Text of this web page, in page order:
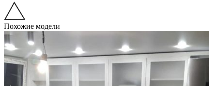
Похожие модели